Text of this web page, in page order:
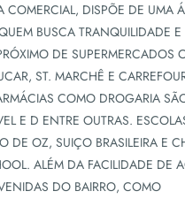
COMERCIAL, DISPÕE DE UMA
BUSCA TRANQUILIDADE E
DE SUPERMERCADOS
ST. MARCHÊ E
COMO DROGARIA
E D ENTRE OUTRAS.
DE OZ, SUIÇO BRASILEIRA E
ALÉM DA FACILIDADE DE
DO BAIRRO, COMO